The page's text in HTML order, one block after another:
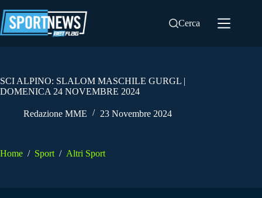
al
contenuto
Cerca
SCI ALPINO: SLALOM MASCHILE GURGL |
DOMENICA 24 NOVEMBRE 2024
Redazione MME 23 Novembre 2024
Home / Sport / Altri Sport